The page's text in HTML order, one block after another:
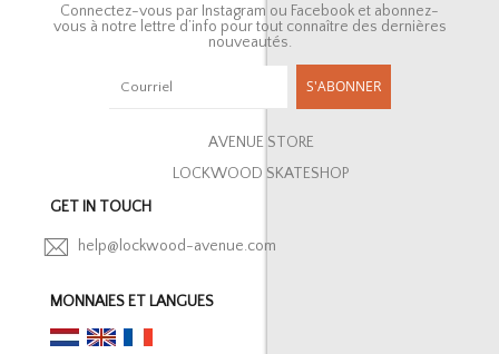
Connectez-vous par Instagram ou Facebook et abonnez-
vous à notre lettre d’info pour tout connaître des dernières
nouveautés.
S'ABONNER
AVENUE STORE
LOCKWOOD SKATESHOP
GET IN TOUCH
help@lockwood-avenue.com
MONNAIES ET LANGUES